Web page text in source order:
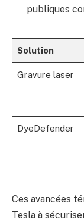
publiques
Solution
Gravure laser
DyeDefender
Ces avancées
Tesla à